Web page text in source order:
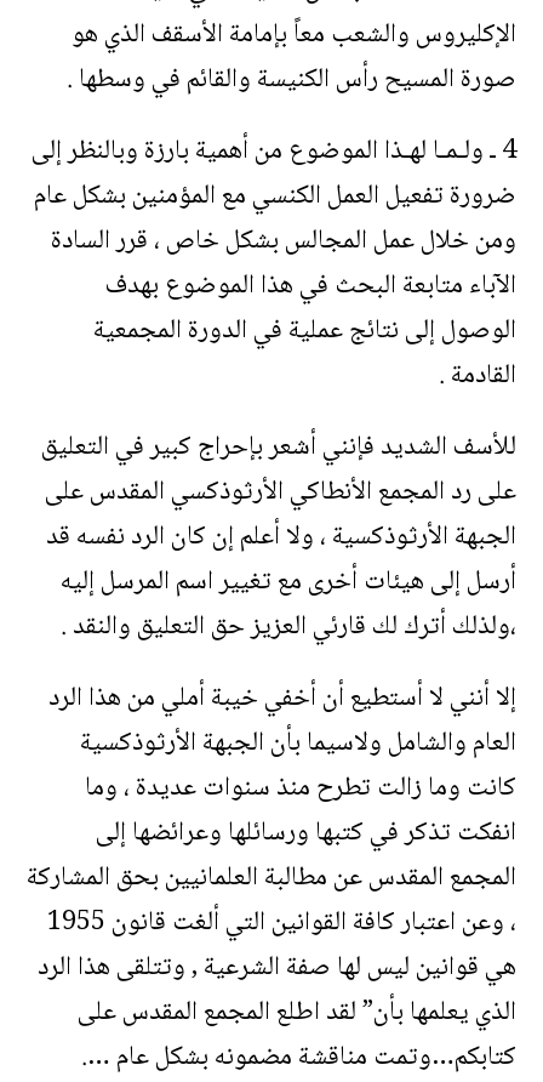
الإكليروس والشعب معاً بإمامة الأسقف الذي هو
صورة المسيح رأس الكنيسة والقائم في وسطها .
4 ـ ولـمـا لهـذا الموضوع من أهمية بارزة وبالنظر إلى
ضرورة تفعيل العمل الكنسي مع المؤمنين بشكل عام
ومن خلال عمل المجالس بشكل خاص ، قرر السادة
الآباء متابعة البحث في هذا الموضوع بهدف
الوصول إلى نتائج عملية في الدورة المجمعية
القادمة .
للأسف الشديد فإنني أشعر بإحراج كبير في التعليق
على رد المجمع الأنطاكي الأرثوذكسي المقدس على
الجبهة الأرثوذكسية ، ولا أعلم إن كان الرد نفسه قد
أرسل إلى هيئات أخرى مع تغيير اسم المرسل إليه
،ولذلك أترك لك قارئي العزيز حق التعليق والنقد .
إلا أنني لا أستطيع أن أخفي خيبة أملي من هذا الرد
العام والشامل ولاسيما بأن الجبهة الأرثوذكسية
كانت وما زالت تطرح منذ سنوات عديدة ، وما
انفكت تذكر في كتبها ورسائلها وعرائضها إلى
المجمع المقدس عن مطالبة العلمانيين بحق المشاركة
، وعن اعتبار كافة القوانين التي ألغت قانون 1955
هي قوانين ليس لها صفة الشرعية , وتتلقى هذا الرد
الذي يعلمها بأن” لقد اطلع المجمع المقدس على
كتابكم…وتمت مناقشة مضمونه بشكل عام ….